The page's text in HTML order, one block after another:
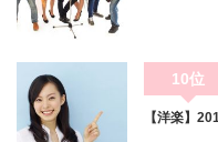
10位
【洋楽】